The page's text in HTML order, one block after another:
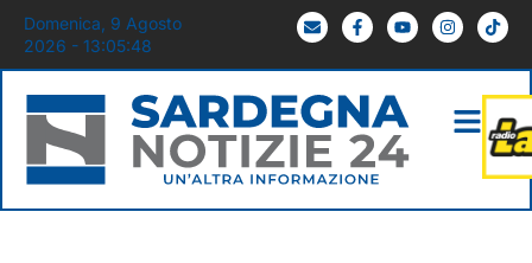
Domenica, 9 Agosto
2026 - 13:05:49